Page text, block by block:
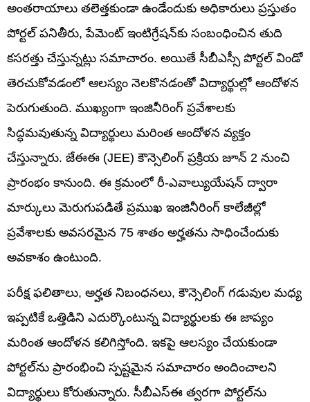
అంతరాయాలు తలెత్తకుండా ఉండేందుకు అధికారులు ప్రస్తుతం
పోర్టల్ పనితీరు, పేమెంట్ ఇంటిగ్రేషన్‌కు సంబంధించిన తుది
కసరత్తు చేస్తున్నట్లు సమాచారం. అయితే సీబీఎస్సీ పోర్టల్‌ విండో
తెరచుకోవడంలో ఆలస్యం నెలకొనడంతో విద్యార్థుల్లో ఆందోళన
పెరుగుతుంది. ముఖ్యంగా ఇంజినీరింగ్ ప్రవేశాలకు
సిద్ధమవుతున్న విద్యార్థులు మరింత ఆందోళన వ్యక్తం
చేస్తున్నారు. జేఈఈ (JEE) కౌన్సెలింగ్ ప్రక్రియ జూన్ 2 నుంచి
ప్రారంభం కానుంది. ఈ క్రమంలో రీ-ఎవాల్యుయేషన్ ద్వారా
మార్కులు మెరుగుపడితే ప్రముఖ ఇంజినీరింగ్ కాలేజీల్లో
ప్రవేశాలకు అవసరమైన 75 శాతం అర్హతను సాధించేందుకు
అవకాశం ఉంటుంది.
పరీక్ష ఫలితాలు, అర్హత నిబంధనలు, కౌన్సెలింగ్ గడువుల మధ్య
ఇప్పటికే ఒత్తిడిని ఎదుర్కొంటున్న విద్యార్థులకు ఈ జాప్యం
మరింత ఆందోళన కలిగిస్తోంది. ఇకపై ఆలస్యం చేయకుండా
పోర్టల్‌ను ప్రారంభించి స్పష్టమైన సమాచారం అందించాలని
విద్యార్థులు కోరుతున్నారు. సీబీఎస్ఈ త్వరగా పోర్టల్‌ను